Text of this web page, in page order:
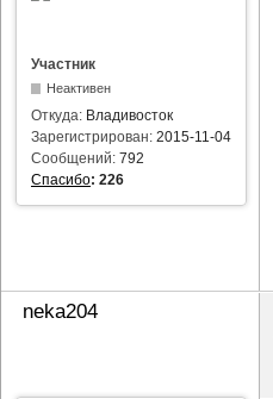
Участник
Неактивен
Откуда: Владивосток
Зарегистрирован: 2015-11-04
Сообщений: 792
Спасибо: 226
neka204